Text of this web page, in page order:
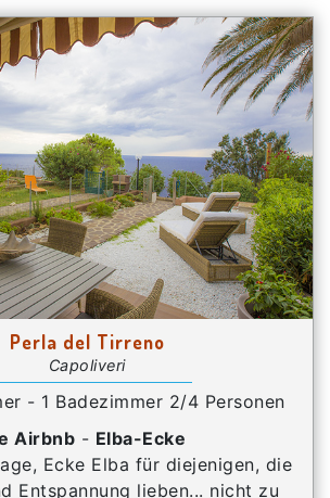
Perla del Tirreno
Capoliveri
- 1 Badezimmer 2/4 Personen
Airbnb - Elba-Ecke
Ecke Elba für diejenigen, die
Entspannung lieben... nicht zu